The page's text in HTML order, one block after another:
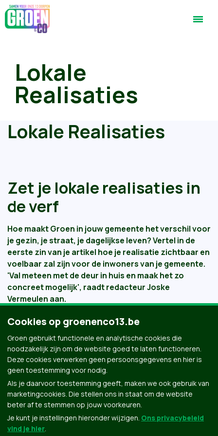
Lokale
Realisaties
Lokale Realisaties
Zet je lokale realisaties in
de verf
Hoe maakt Groen in jouw gemeente het verschil voor
je gezin, je straat, je dagelijkse leven? Vertel in de
eerste zin van je artikel hoe je realisatie zichtbaar en
voelbaar zal zijn voor de inwoners van je gemeente.
'Val meteen met de deur in huis en maak het zo
concreet mogelijk', raadtredacteur Joske
Vermeulen aan.
18 December 2017
Cookies op groenenco13.be
Groen gebruikt functionele en analytische cookies die
noodzakelijk zijn om de website goed te laten functioneren.
Deze cookies verwerken geen persoonsgegevens en hier is
geen toestemming voor nodig.
Als je daarvoor toestemming geeft, maken we ook gebruik van
marketingcookies. Die stellen ons in staat om de website
beter af te stemmen op jouw voorkeuren.
Je kunt je instellingen hieronder wijzigen. Ons privacybeleid
vind je hier.